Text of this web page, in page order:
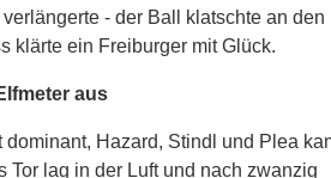
- der Ball klatschte an den
klärte ein Freiburger mit Glück.
aus
dominant, Hazard, Stindl und Plea
Tor lag in der Luft und nach zwanzig